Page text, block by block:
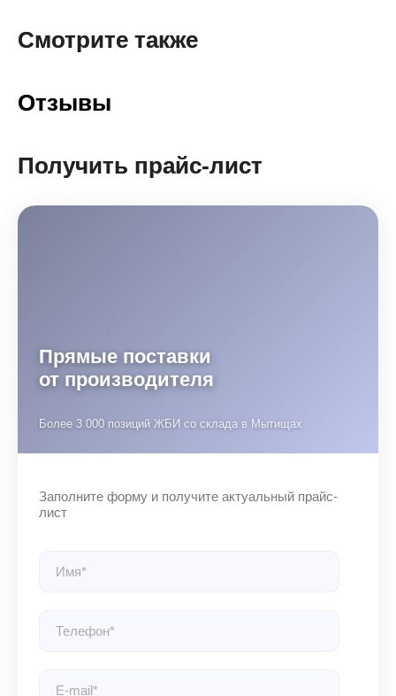
Смотрите также
Отзывы
Получить прайс-лист